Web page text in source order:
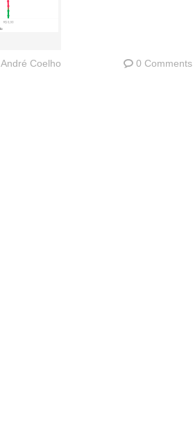
André Coelho 0 Comments